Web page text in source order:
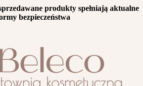
produkty spełniają aktualne
bezpieczeństwa